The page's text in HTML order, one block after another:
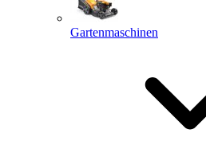
Gartenmaschinen